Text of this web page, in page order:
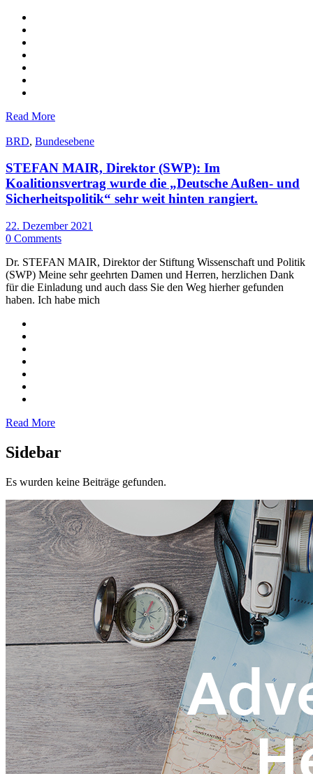
Read More
BRD, Bundesebene
STEFAN MAIR, Direktor (SWP): Im
Koalitionsvertrag wurde die „Deutsche Außen- und
Sicherheitspolitik“ sehr weit hinten rangiert.
22. Dezember 2021
0 Comments
Dr. STEFAN MAIR, Direktor der Stiftung Wissenschaft und Politik
(SWP) Meine sehr geehrten Damen und Herren, herzlichen Dank
für die Einladung und auch dass Sie den Weg hierher gefunden
haben. Ich habe mich
Read More
Sidebar
Es wurden keine Beiträge gefunden.